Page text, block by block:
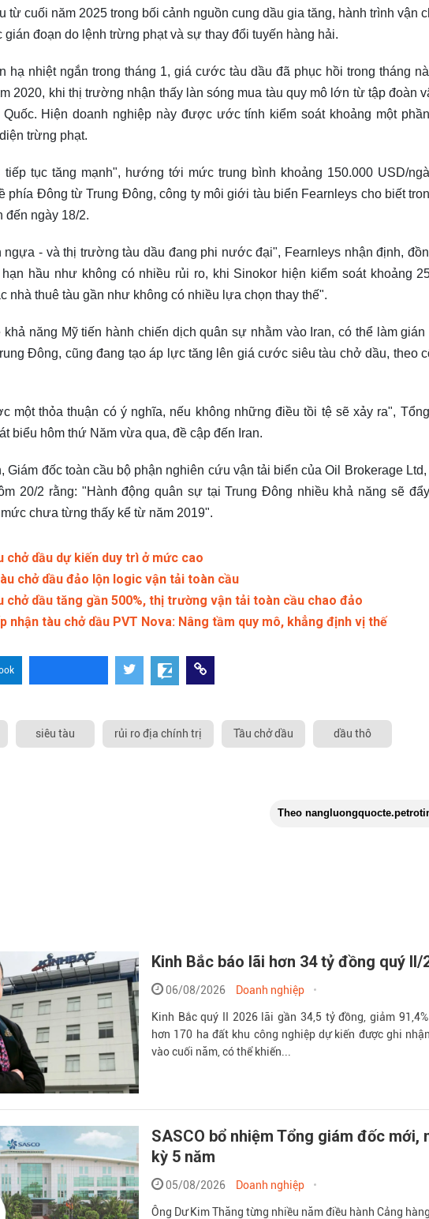
từ cuối năm 2025 trong bối cảnh nguồn cung dầu gia tăng, hành trình vận
gián đoạn do lệnh trừng phạt và sự thay đổi tuyến hàng hải.
hạ nhiệt ngắn trong tháng 1, giá cước tàu dầu đã phục hồi trong tháng
2020, khi thị trường nhận thấy làn sóng mua tàu quy mô lớn từ tập đoàn
Quốc. Hiện doanh nghiệp này được ước tính kiểm soát khoảng một
trừng phạt.
tục tăng mạnh", hướng tới mức trung bình khoảng 150.000 USD/
phía Đông từ Trung Đông, công ty môi giới tàu biển Fearnleys cho biết
đến ngày 18/2.
ngựa - và thị trường tàu dầu đang phi nước đại", Fearnleys nhận định,
hầu như không có nhiều rủi ro, khi Sinokor hiện kiểm soát khoảng
nhà thuê tàu gần như không có nhiều lựa chọn thay thế".
năng Mỹ tiến hành chiến dịch quân sự nhằm vào Iran, có thể làm gián
Đông, cũng đang tạo áp lực tăng lên giá cước siêu tàu chở dầu, theo
một thỏa thuận có ý nghĩa, nếu không những điều tồi tệ sẽ xảy ra",
biểu hôm thứ Năm vừa qua, đề cập đến Iran.
Giám đốc toàn cầu bộ phận nghiên cứu vận tải biển của Oil Brokerage
20/2 rằng: "Hành động quân sự tại Trung Đông nhiều khả năng sẽ
chưa từng thấy kể từ năm 2019".
chở dầu dự kiến duy trì ở mức cao
chở dầu đảo lộn logic vận tải toàn cầu
chở dầu tăng gần 500%, thị trường vận tải toàn cầu chao đảo
nhận tàu chở dầu PVT Nova: Nâng tầm quy mô, khẳng định vị thế
siêu tàu rủi ro địa chính trị Tầu chở dầu dầu thô
Theo
Kinh Bắc báo lãi hơn 34 tỷ đồng quý II/
06/08/2026 Doanh nghiệp
Kinh Bắc quý II 2026 lãi gần 34,5 tỷ đồng, giảm
hơn 170 ha đất khu công nghiệp dự kiến được ghi
vào cuối năm, có thể khiến...
SASCO bổ nhiệm Tổng giám đốc mới,
kỳ 5 năm
05/08/2026 Doanh nghiệp
Ông Dư Kim Thăng từng nhiều năm điều hành Cảng